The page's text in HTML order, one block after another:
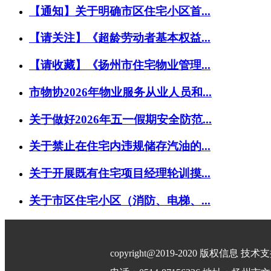
【通知】关于明确市区住宅小区首...
【请关注】《超龄劳动者基本权益...
【请收藏】《扬州市住宅物业管理...
市物协2026年物业服务从业人员和...
关于做好2026年五一假期安全防范...
关于禁止在住宅内违规储存汽油的...
关于开展既有住宅项目经理轮训摸...
关于市区住宅小区（消防、电梯、...
copyright@2019-2020 版权信息 技术支